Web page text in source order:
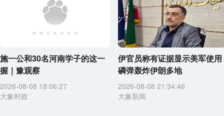
施一公和30名河南学子的这一
握｜豫观察
2026-08-08 18:06:27
大象时政
伊官员称有证据显示美军使用
磷弹轰炸伊朗多地
2026-08-08 21:34:46
大象新闻